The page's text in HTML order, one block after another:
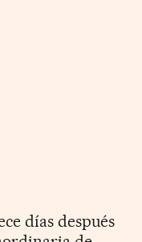
días después